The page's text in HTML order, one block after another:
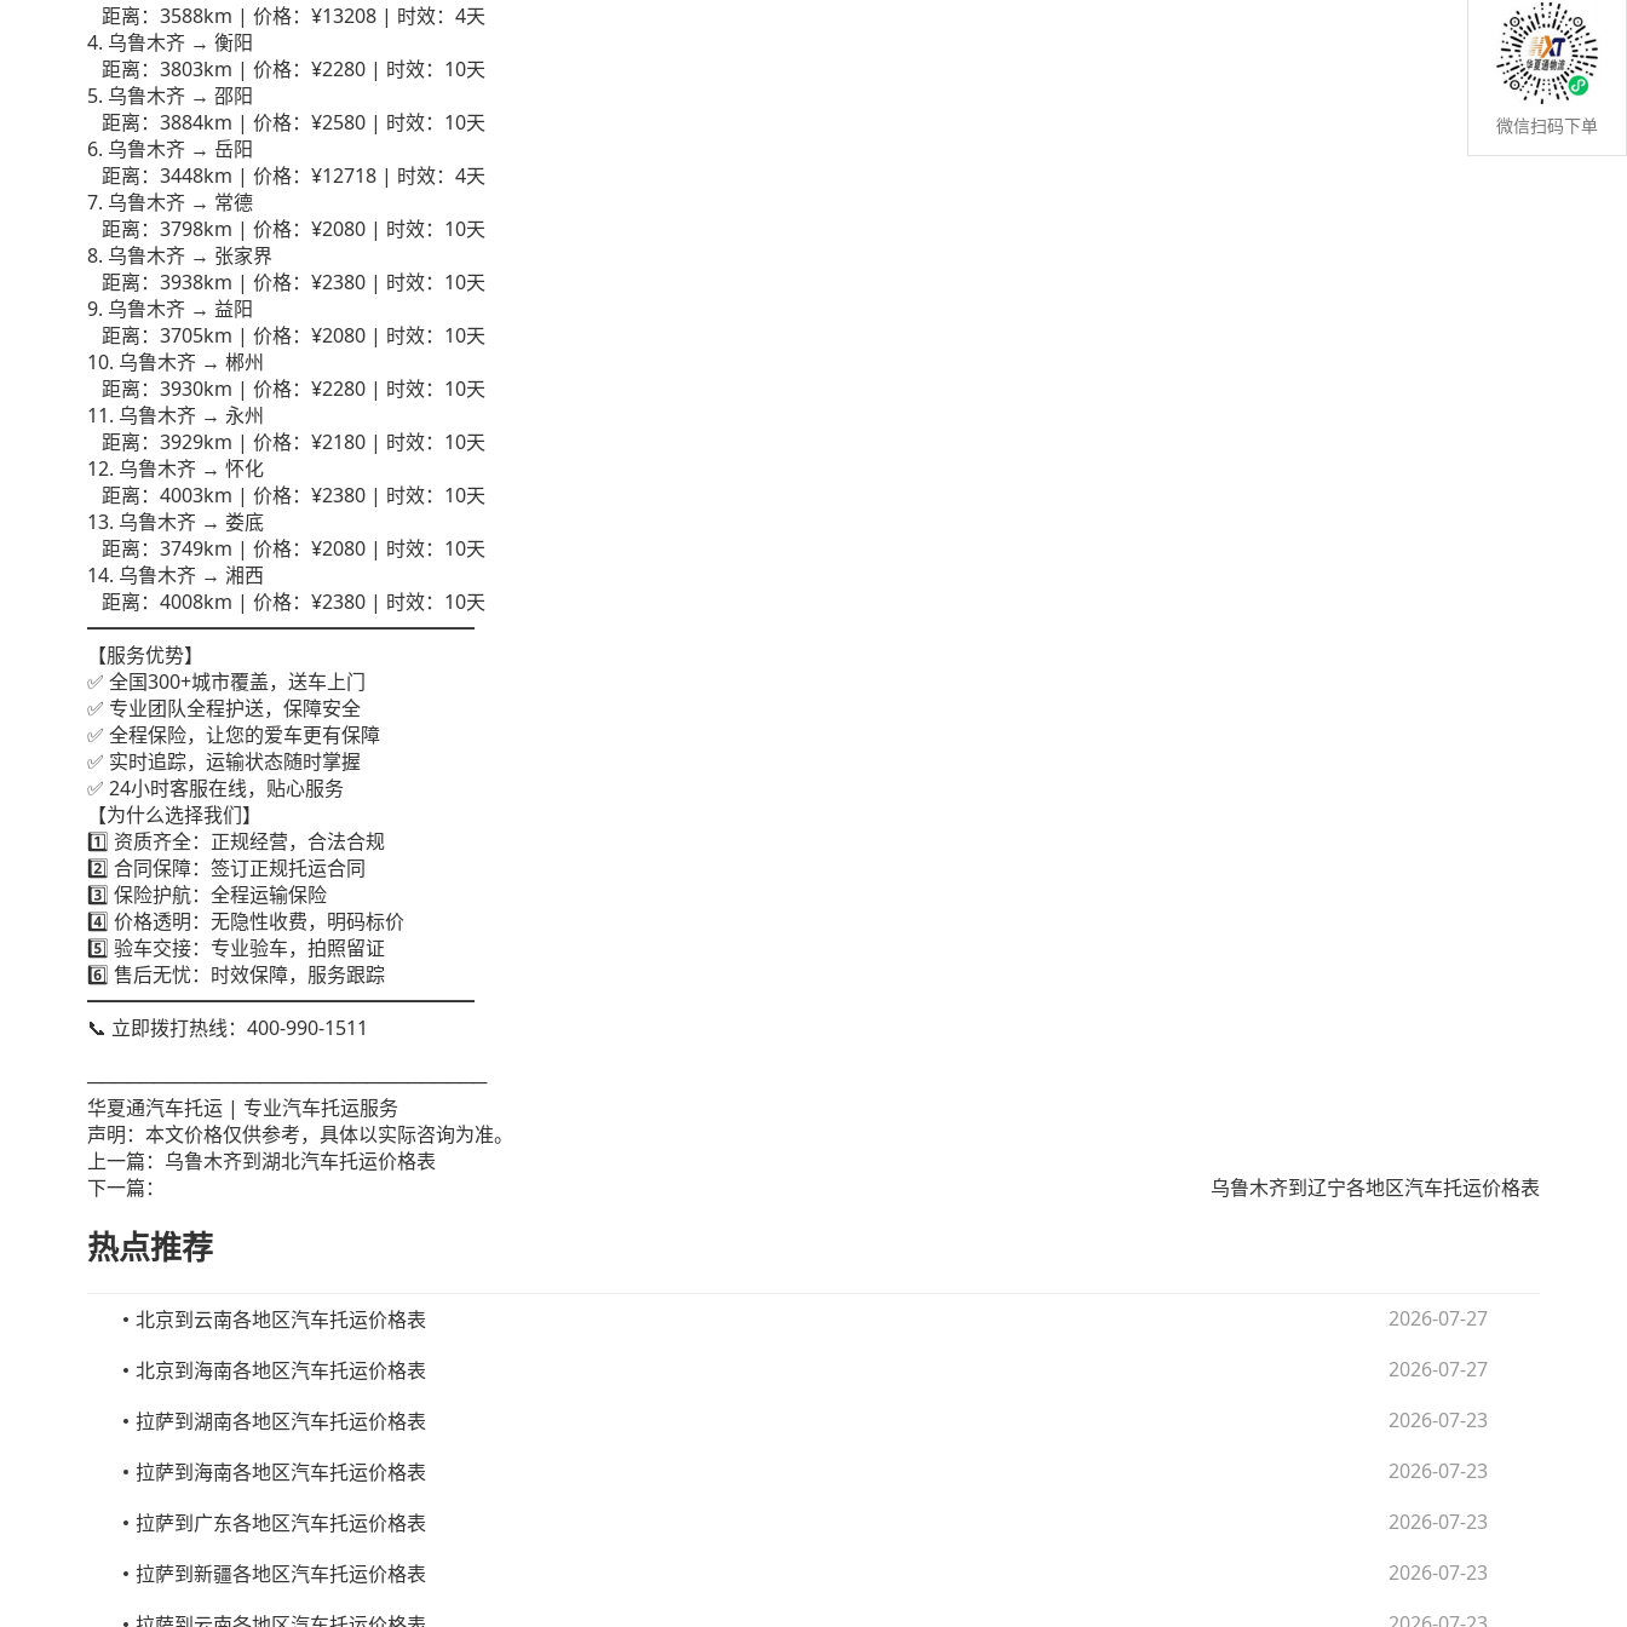
距离：3588km | 价格：¥13208 | 时效：4天
4. 乌鲁木齐 → 衡阳
距离：3803km | 价格：¥2280 | 时效：10天
5. 乌鲁木齐 → 邵阳
距离：3884km | 价格：¥2580 | 时效：10天
6. 乌鲁木齐 → 岳阳
距离：3448km | 价格：¥12718 | 时效：4天
7. 乌鲁木齐 → 常德
距离：3798km | 价格：¥2080 | 时效：10天
8. 乌鲁木齐 → 张家界
距离：3938km | 价格：¥2380 | 时效：10天
9. 乌鲁木齐 → 益阳
距离：3705km | 价格：¥2080 | 时效：10天
10. 乌鲁木齐 → 郴州
距离：3930km | 价格：¥2280 | 时效：10天
11. 乌鲁木齐 → 永州
距离：3929km | 价格：¥2180 | 时效：10天
12. 乌鲁木齐 → 怀化
距离：4003km | 价格：¥2380 | 时效：10天
13. 乌鲁木齐 → 娄底
距离：3749km | 价格：¥2080 | 时效：10天
14. 乌鲁木齐 → 湘西
距离：4008km | 价格：¥2380 | 时效：10天
━━━━━━━━━━━━━━━━━━━━
【服务优势】
✅ 全国300+城市覆盖，送车上门
✅ 专业团队全程护送，保障安全
✅ 全程保险，让您的爱车更有保障
✅ 实时追踪，运输状态随时掌握
✅ 24小时客服在线，贴心服务
【为什么选择我们】
1️⃣ 资质齐全：正规经营，合法合规
2️⃣ 合同保障：签订正规托运合同
3️⃣ 保险护航：全程运输保险
4️⃣ 价格透明：无隐性收费，明码标价
5️⃣ 验车交接：专业验车，拍照留证
6️⃣ 售后无忧：时效保障，服务跟踪
━━━━━━━━━━━━━━━━━━━━
📞 立即拨打热线：400-990-1511
──────────────────────────────
华夏通汽车托运 | 专业汽车托运服务
声明：本文价格仅供参考，具体以实际咨询为准。
上一篇： 乌鲁木齐到湖北汽车托运价格表
下一篇：
乌鲁木齐到辽宁各地区汽车托运价格表
热点推荐
北京到云南各地区汽车托运价格表
2026-07-27
北京到海南各地区汽车托运价格表
2026-07-27
拉萨到湖南各地区汽车托运价格表
2026-07-23
拉萨到海南各地区汽车托运价格表
2026-07-23
拉萨到广东各地区汽车托运价格表
2026-07-23
拉萨到新疆各地区汽车托运价格表
2026-07-23
微信扫码下单